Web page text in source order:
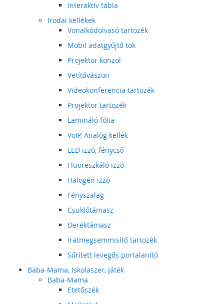
Interaktív tábla
Irodai kellékek
Vonalkódolvasó tartozék
Mobil adatgyűjtő tok
Projektor konzol
Vetítővászon
Videokonferencia tartozék
Projektor tartozék
Lamináló fólia
VoIP, Analóg kellék
LED izzó, fénycső
Fluoreszkáló izzó
Halogén izzó
Fényszalag
Csuklótámasz
Deréktámasz
Iratmegsemmisítő tartozék
Sűrített levegős portalanító
Baba-Mama, Iskolaszer, Játék
Baba-Mama
Etetőszék